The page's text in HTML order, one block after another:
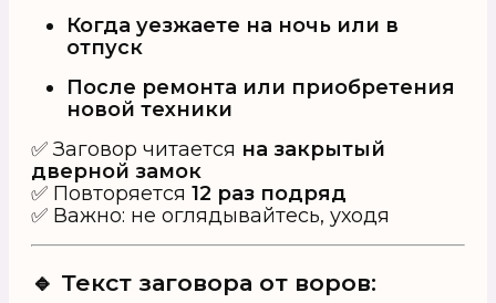
Когда уезжаете на ночь или в
отпуск
После ремонта или приобретения
новой техники
✅ Заговор читается на закрытый
дверной замок
✅ Повторяется 12 раз подряд
✅ Важно: не оглядывайтесь, уходя
🔹 Текст заговора от воров: